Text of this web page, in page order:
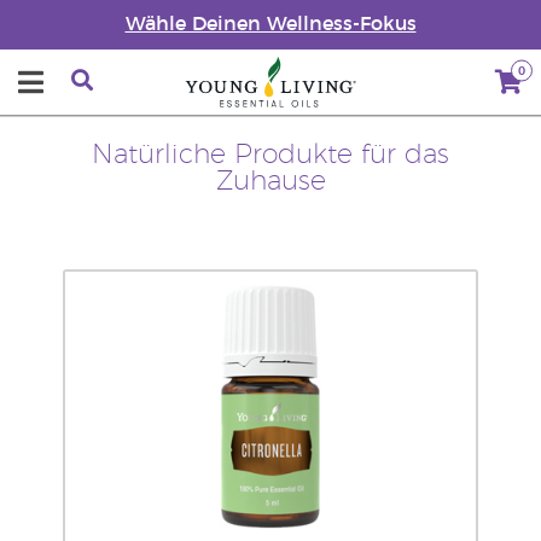
Wähle Deinen Wellness-Fokus
0
Natürliche Produkte für das
Zuhause